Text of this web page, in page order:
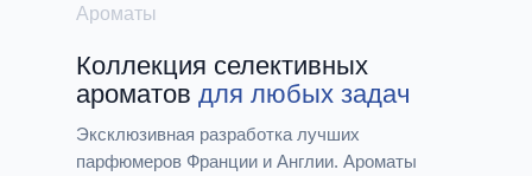
Коллекция cелективных
ароматов для любых задач
Эксклюзивная разработка лучших
парфюмеров Франции и Англии. Ароматы
Ароматы